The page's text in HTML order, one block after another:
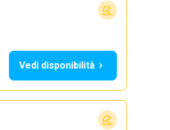
Vedi disponibilità